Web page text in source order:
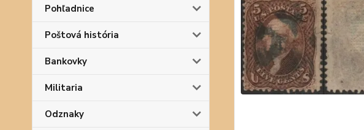
Pohľadnice
Poštová história
Bankovky
Militaria
Odznaky